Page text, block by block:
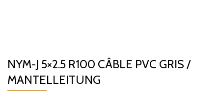
NYM-J 5×2.5 R100 CÂBLE PVC GRIS /
MANTELLEITUNG